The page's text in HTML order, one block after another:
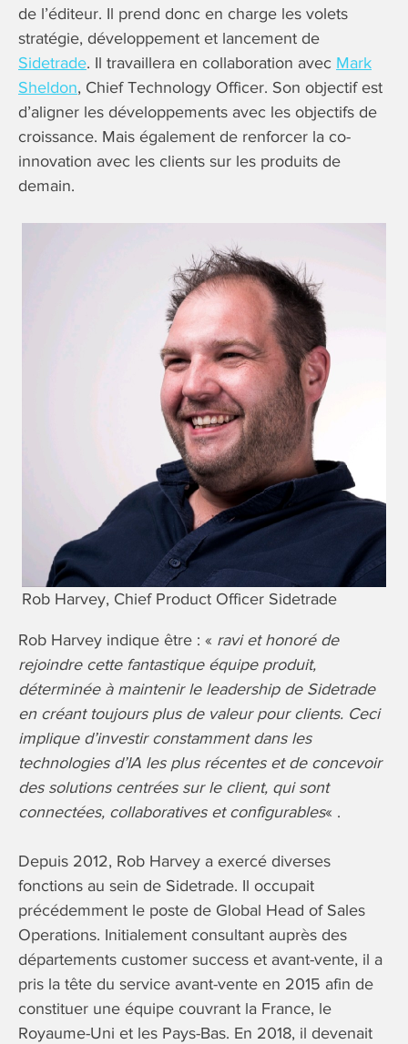
de l’éditeur. Il prend donc en charge les volets
stratégie, développement et lancement de
Sidetrade. Il travaillera en collaboration avec Mark
Sheldon, Chief Technology Officer. Son objectif est
d’aligner les développements avec les objectifs de
croissance. Mais également de renforcer la co-
innovation avec les clients sur les produits de
demain.
Rob Harvey, Chief Product Officer Sidetrade
Rob Harvey indique être : « ravi et honoré de
rejoindre cette fantastique équipe produit,
déterminée à maintenir le leadership de Sidetrade
en créant toujours plus de valeur pour clients. Ceci
implique d’investir constamment dans les
technologies d’IA les plus récentes et de concevoir
des solutions centrées sur le client, qui sont
connectées, collaboratives et configurables« .
Depuis 2012, Rob Harvey a exercé diverses
fonctions au sein de Sidetrade. Il occupait
précédemment le poste de Global Head of Sales
Operations. Initialement consultant auprès des
départements customer success et avant-vente, il a
pris la tête du service avant-vente en 2015 afin de
constituer une équipe couvrant la France, le
Royaume-Uni et les Pays-Bas. En 2018, il devenait